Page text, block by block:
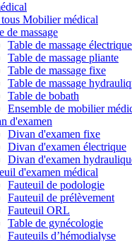
Mobilier médical
de massage
Table de massage électrique
Table de massage pliante
Table de massage fixe
Table de massage
Table de bobath
Ensemble de mobilier
d'examen
Divan d'examen fixe
Divan d'examen électrique
Divan d'examen
d'examen médical
Fauteuil de podologie
Fauteuil de prélèvement
Fauteuil ORL
Table de gynécologie
Fauteuils d’hémodialyse